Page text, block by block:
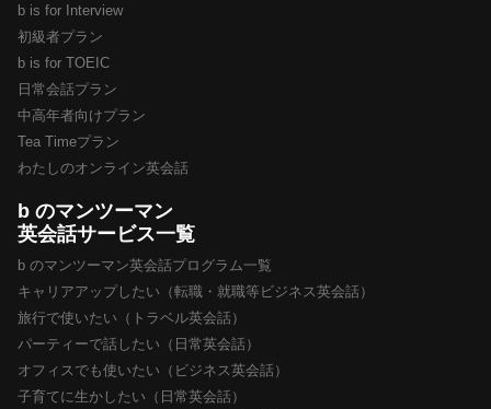
b is for Interview
初級者プラン
b is for TOEIC
日常会話プラン
中高年者向けプラン
Tea Timeプラン
わたしのオンライン英会話
b のマンツーマン
英会話サービス一覧
b のマンツーマン英会話プログラム一覧
キャリアアップしたい（転職・就職等ビジネス英会話）
旅行で使いたい（トラベル英会話）
パーティーで話したい（日常英会話）
オフィスでも使いたい（ビジネス英会話）
子育てに生かしたい（日常英会話）